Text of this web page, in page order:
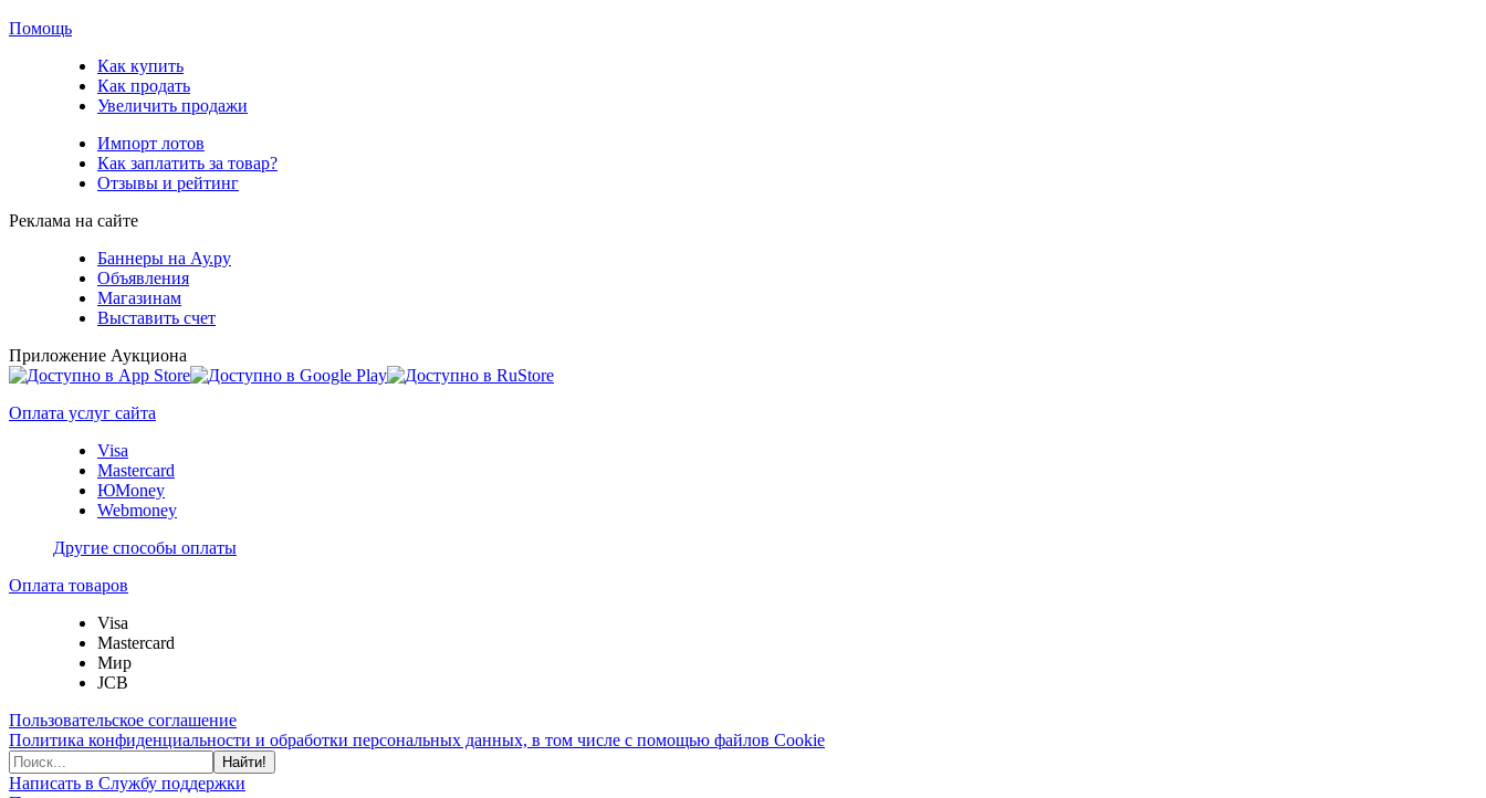
Помощь
Как купить
Как продать
Увеличить продажи
Импорт лотов
Как заплатить за товар?
Отзывы и рейтинг
Реклама на сайте
Баннеры на Ау.ру
Объявления
Магазинам
Выставить счет
Приложение Аукциона
Оплата услуг сайта
Visa
Mastercard
ЮMoney
Webmoney
Другие способы оплаты
Оплата товаров
Visa
Mastercard
Мир
JCB
Пользовательское соглашение
Политика конфиденциальности и обработки персональных данных, в том числе с помощью файлов Cookie
Найти!
Написать в Службу поддержки